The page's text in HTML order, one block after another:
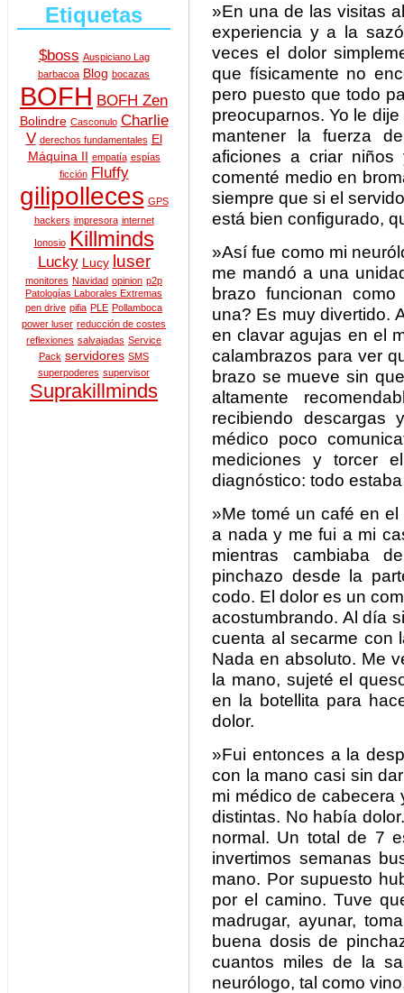
Etiquetas
$boss Auspiciano Lag
barbacoa Blog bocazas
BOFH BOFH Zen
Bolindre Casconulo Charlie
V derechos fundamentales El
Máquina II empatía espías
ficción
Fluffy
gilipolleces GPS
hackers impresora internet
Ionosio Killminds
Lucky Lucy luser
monitores Navidad opinion p2p
Patologías Laborales Extremas
pen drive pifia PLE Pollamboca
power luser reducción de costes
reflexiones salvajadas Service
Pack servidores SMS
superpoderes supervisor
Suprakillminds
»En una de las visitas
experiencia y a la
veces el dolor
que físicamente no
pero puesto que todo
preocuparnos. Yo le
mantener la fuerza
aficiones a criar
comenté medio en
siempre que si el
está bien configurado,
»Así fue como mi
me mandó a una
brazo funcionan
una? Es muy divertido.
en clavar agujas en el
calambrazos para ver
brazo se mueve sin
altamente
recibiendo descargas
médico poco
mediciones y torcer
diagnóstico: todo
»Me tomé un café en
a nada y me fui a mi
mientras cambiaba
pinchazo desde la
codo. El dolor es un
acostumbrando. Al día
cuenta al secarme con
Nada en absoluto. Me
la mano, sujeté el
en la botellita para
dolor.
»Fui entonces a la
con la mano casi sin
mi médico de cabecera
distintas. No había
normal. Un total de 7
invertimos semanas
mano. Por supuesto
por el camino. Tuve
madrugar, ayunar,
buena dosis de
cuantos miles de la
neurólogo, tal como